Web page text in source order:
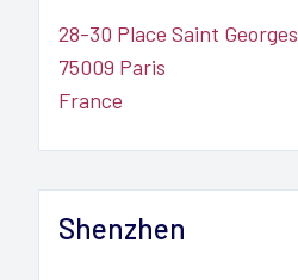
28-30 Place Saint Georges
75009 Paris
France
Shenzhen